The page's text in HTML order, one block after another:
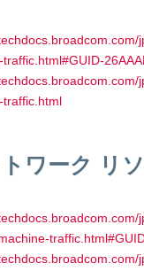
traffic.html#GUID-
traffic.html
ワーク リ